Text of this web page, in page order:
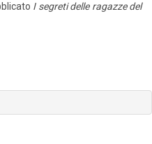
I segreti delle ragazze del